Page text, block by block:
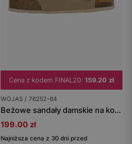
Cena z kodem FINAL20: 159.20 zł
WOJAS / 76252-64
Beżowe sandały damskie na korku
199.00 zł
Najniższa cena z 30 dni przed